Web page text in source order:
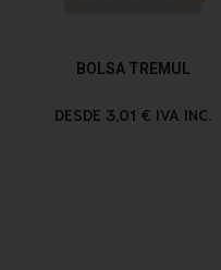
BOLSA TREMUL
DESDE 3,01 € IVA INC.